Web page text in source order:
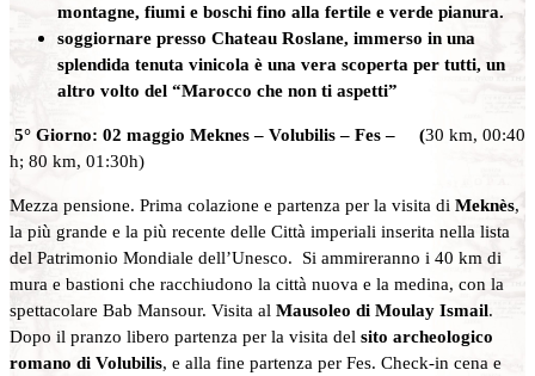
montagne, fiumi e boschi fino alla fertile e verde pianura.
soggiornare presso Chateau Roslane, immerso in una
splendida tenuta vinicola è una vera scoperta per tutti, un
altro volto del “Marocco che non ti aspetti”
5° Giorno: 02 maggio Meknes – Volubilis – Fes – (30 km, 00:40
h; 80 km, 01:30h)
Mezza pensione. Prima colazione e partenza per la visita di Meknès,
la più grande e la più recente delle Città imperiali inserita nella lista
del Patrimonio Mondiale dell’Unesco. Si ammireranno i 40 km di
mura e bastioni che racchiudono la città nuova e la medina, con la
spettacolare Bab Mansour. Visita al Mausoleo di Moulay Ismail.
Dopo il pranzo libero partenza per la visita del sito archeologico
romano di Volubilis, e alla fine partenza per Fes. Check-in cena e